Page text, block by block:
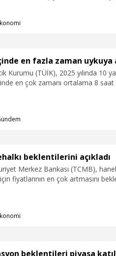
en fazla zaman uykuya
Kurumu (TÜİK), 2025 yılında 10
en çok zamanı ortalama 8 saat
beklentilerini açıkladı
Merkez Bankası (TCMB),
fiyatlarının en çok artmasını
beklentileri piyasa